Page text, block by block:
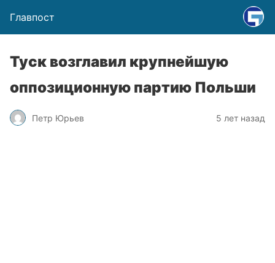
Главпост
Туск возглавил крупнейшую
оппозиционную партию Польши
Петр Юрьев 5 лет назад